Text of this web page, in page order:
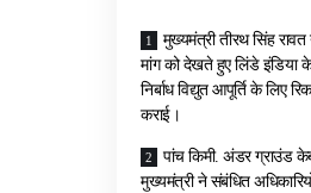
मुख्यमंत्री तीरथ सिंह
मांग को देखते हुए लिंडे इंडिया
निर्बाध विद्युत आपूर्ति के लिए
कराई।
पांच किमी. अंडर ग्राउंड
मुख्यमंत्री ने संबंधित